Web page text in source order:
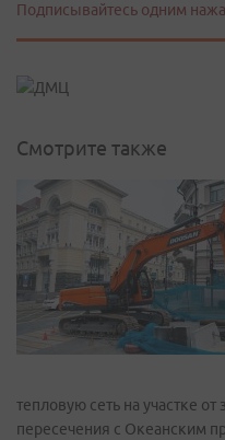
Подписывайтесь одним
Смотрите также
тепловую сеть на участке
пересечения с Океанским